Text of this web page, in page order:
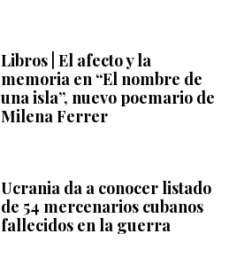
Libros | El afecto y la
memoria en “El nombre de
una isla”, nuevo poemario de
Milena Ferrer
Ucrania da a conocer listado
de 54 mercenarios cubanos
fallecidos en la guerra